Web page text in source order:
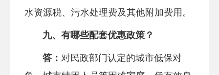
水资源税、污水处理费及其他附加费用。
九、有哪些配套优惠政策 ？
答： 对民政部门认定的城市低保对